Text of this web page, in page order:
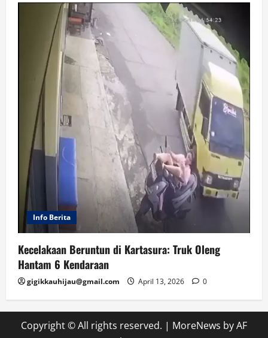
Info Berita
Kecelakaan Beruntun di Kartasura: Truk Oleng
Hantam 6 Kendaraan
gigikkauhijau@gmail.com April 13, 2026 0
Copyright © All rights reserved. | MoreNews by AF